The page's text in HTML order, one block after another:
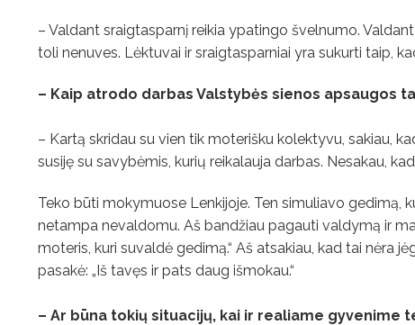
– Valdant sraigtasparnį reikia ypatingo švelnumo.
toli nenuves. Lėktuvai ir sraigtasparniai yra sukurti taip,
– Kaip atrodo darbas Valstybės sienos apsaugos
– Kartą skridau su vien tik moterišku kolektyvu, sakiau,
susiję su savybėmis, kurių reikalauja darbas. Nesakau,
Teko būti mokymuose Lenkijoje. Ten simuliavo gedimą,
netampa nevaldomu. Aš bandžiau pagauti valdymą ir
moteris, kuri suvaldė gedimą.“ Aš atsakiau, kad tai nėra
pasakė: „Iš tavęs ir pats daug išmokau.“
– Ar būna tokių situacijų, kai ir realiame gyvenime